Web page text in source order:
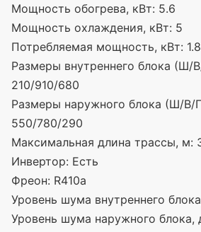
Мощность обогрева, кВт: 5.6
Мощность охлаждения, кВт: 5
Потребляемая мощность, кВт:
Размеры внутреннего блока (Ш/
210/910/680
Размеры наружного блока (Ш/В/
550/780/290
Максимальная длина трассы, м:
Инвертор: Есть
Фреон: R410a
Уровень шума внутреннего
Уровень шума наружного блока,